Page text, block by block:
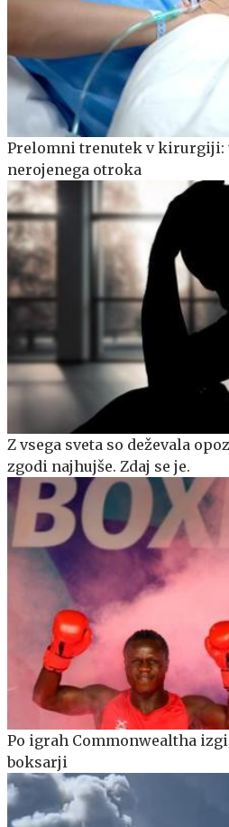
Prelomni trenutek v kirurgiji:
nerojenega otroka
Z vsega sveta so deževala
zgodi najhujše. Zdaj se je.
Po igrah Commonwealtha
boksarji